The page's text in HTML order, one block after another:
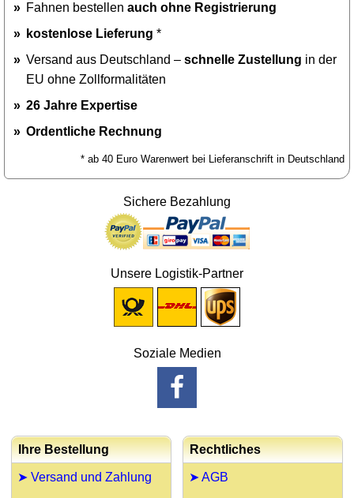
Fahnen bestellen auch ohne Registrierung
kostenlose Lieferung *
Versand aus Deutschland – schnelle Zustellung in der
EU ohne Zollformalitäten
26 Jahre Expertise
Ordentliche Rechnung
* ab 40 Euro Warenwert bei Lieferanschrift in Deutschland
Sichere Bezahlung
Unsere Logistik-Partner
Soziale Medien
Ihre Bestellung
➤ Versand und Zahlung
Rechtliches
➤ AGB